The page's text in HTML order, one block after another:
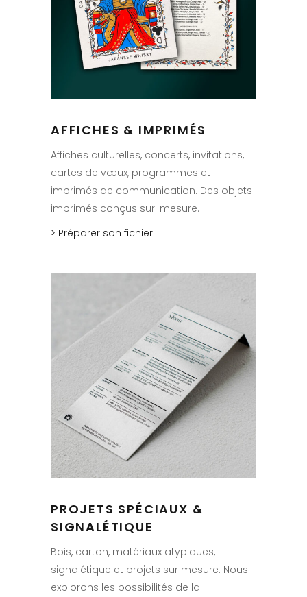
AFFICHES & IMPRIMÉS
Affiches culturelles, concerts, invitations,
cartes de vœux, programmes et
imprimés de communication. Des objets
imprimés conçus sur-mesure.
> Préparer son fichier
PROJETS SPÉCIAUX &
SIGNALÉTIQUE
Bois, carton, matériaux atypiques,
signalétique et projets sur mesure. Nous
explorons les possibilités de la